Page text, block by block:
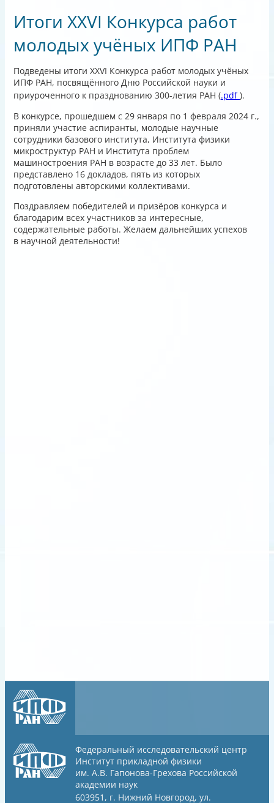
Итоги XXVI Конкурса работ
молодых учёных ИПФ РАН
Подведены итоги XXVI Конкурса работ молодых учёных
ИПФ РАН, посвящённого Дню Российской науки и
приуроченного к празднованию 300-летия РАН (.pdf).
В конкурсе, прошедшем с 29 января по 1 февраля 2024 г.,
приняли участие аспиранты, молодые научные
сотрудники базового института, Института физики
микроструктур РАН и Института проблем
машиностроения РАН в возрасте до 33 лет. Было
представлено 16 докладов, пять из которых
подготовлены авторскими коллективами.
Поздравляем победителей и призёров конкурса и
благодарим всех участников за интересные,
содержательные работы. Желаем дальнейших успехов
в научной деятельности!
Федеральный исследовательский центр
Институт прикладной физики
им. А.В. Гапонова-Грехова Российской
академии наук
603951, г. Нижний Новгород, ул.